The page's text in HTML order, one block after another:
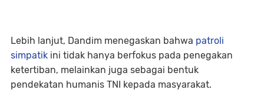
Lebih lanjut, Dandim menegaskan bahwa patroli
simpatik ini tidak hanya berfokus pada penegakan
ketertiban, melainkan juga sebagai bentuk
pendekatan humanis TNI kepada masyarakat.